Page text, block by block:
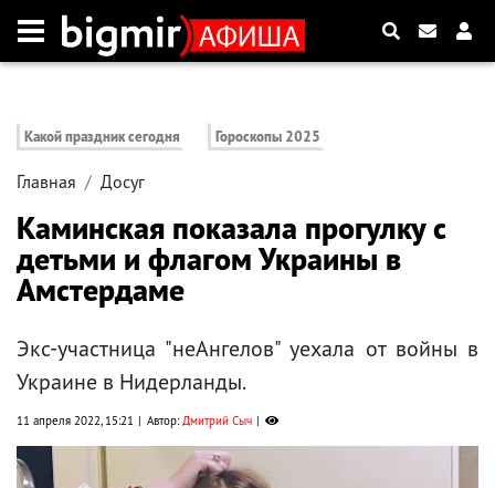
Какой праздник сегодня Гороскопы 2025
Главная Досуг
Каминская показала прогулку с
детьми и флагом Украины в
Амстердаме
Экс-участница "неАнгелов" уехала от войны в
Украине в Нидерланды.
11 апреля 2022, 15:21 Автор:Дмитрий Сыч